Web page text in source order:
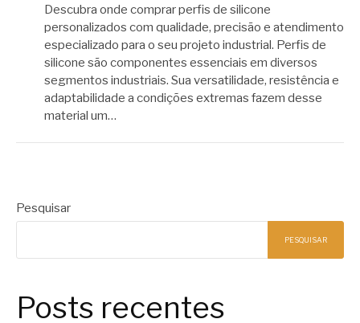
Descubra onde comprar perfis de silicone
personalizados com qualidade, precisão e atendimento
especializado para o seu projeto industrial. Perfis de
silicone são componentes essenciais em diversos
segmentos industriais. Sua versatilidade, resistência e
adaptabilidade a condições extremas fazem desse
material um…
Pesquisar
PESQUISAR
Posts recentes